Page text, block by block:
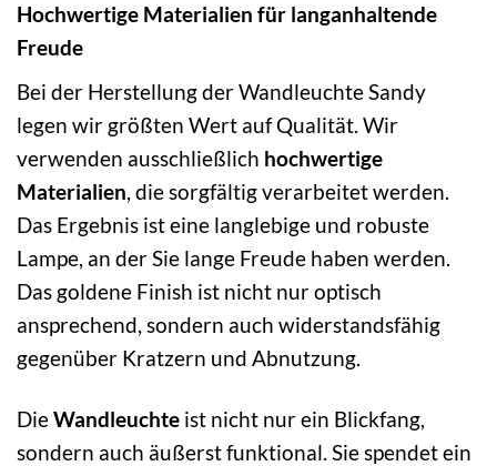
Hochwertige Materialien für langanhaltende
Freude
Bei der Herstellung der Wandleuchte Sandy
legen wir größten Wert auf Qualität. Wir
verwenden ausschließlich hochwertige
Materialien, die sorgfältig verarbeitet werden.
Das Ergebnis ist eine langlebige und robuste
Lampe, an der Sie lange Freude haben werden.
Das goldene Finish ist nicht nur optisch
ansprechend, sondern auch widerstandsfähig
gegenüber Kratzern und Abnutzung.
DieWandleuchte ist nicht nur ein Blickfang,
sondern auch äußerst funktional. Sie spendet ein